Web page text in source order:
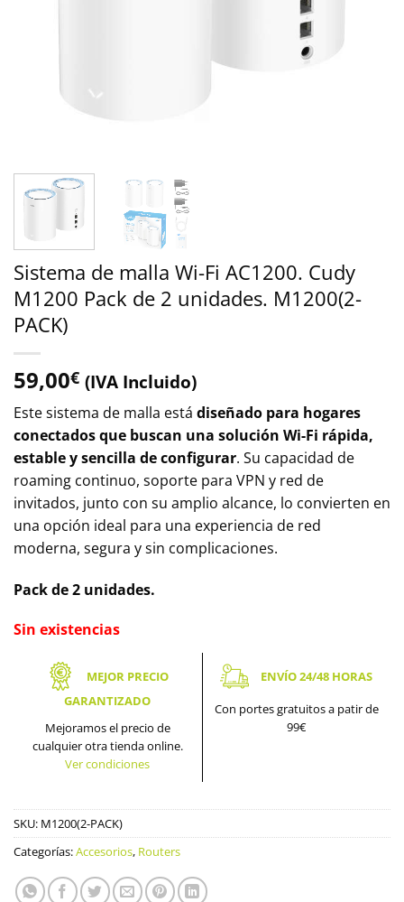
Sistema de malla Wi-Fi AC1200. Cudy
M1200 Pack de 2 unidades. M1200(2-
PACK)
59,00€ (IVA Incluido)
Este sistema de malla está diseñado para hogares
conectados que buscan una solución Wi-Fi rápida,
estable y sencilla de configurar. Su capacidad de
roaming continuo, soporte para VPN y red de
invitados, junto con su amplio alcance, lo convierten en
una opción ideal para una experiencia de red
moderna, segura y sin complicaciones.
Pack de 2 unidades.
Sin existencias
MEJOR PRECIO
GARANTIZADO
Mejoramos el precio de
cualquier otra tienda online.
Ver condiciones
ENVÍO 24/48 HORAS
Con portes gratuitos a patir de
99€
SKU: M1200(2-PACK)
Categorías:Accesorios, Routers